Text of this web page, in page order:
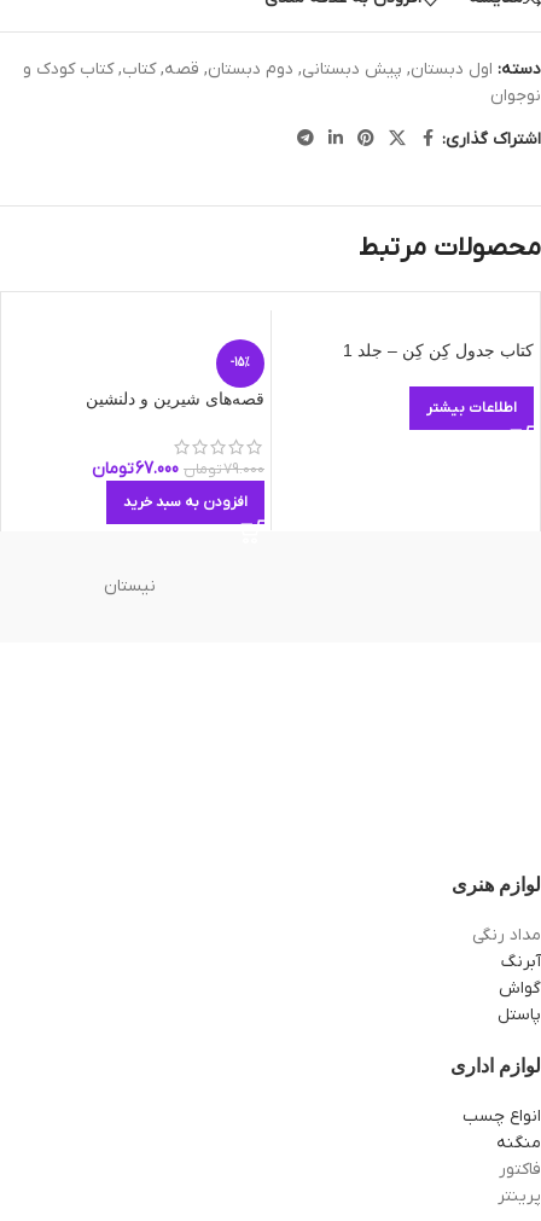
دسته: اول دبستان, پیش دبستانی, دوم دبستان, قصه, کتاب, کتاب کودک و
نوجوان
اشتراک گذاری:
محصولات مرتبط
کتاب جدول کِن کِن – جلد 1
اطلاعات بیشتر
-15%
قصه‌های شیرین و دلنشین
79.000تومان 67.000تومان
افزودن به سبد خرید
نیستان
لوازم هنری
مداد رنگی
آبرنگ
گواش
پاستل
لوازم اداری
انواع چسب
منگنه
فاکتور
پرینتر